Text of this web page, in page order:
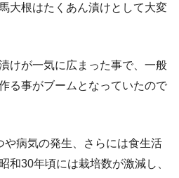
大根はたくあん漬けとして大変
けが一気に広まった事で、一般
る事がブームとなっていたので
や病気の発生、さらには食生活
和30年頃には栽培数が激減し、